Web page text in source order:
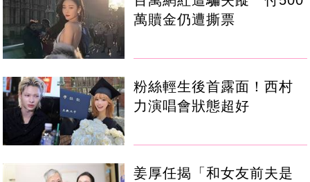
萬贖金仍遭撕票
粉絲輕生後首露面！西村
力演唱會狀態超好
姜厚任揭「和女友前夫是